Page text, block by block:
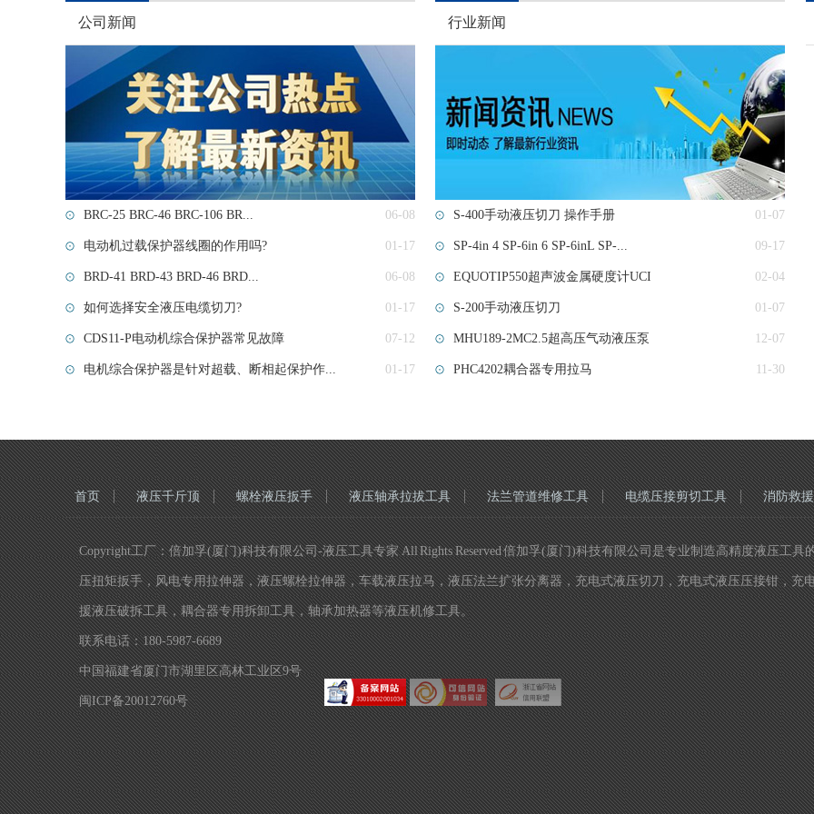
公司新闻
BRC-25 BRC-46 BRC-106 BR... 06-08
电动机过载保护器线圈的作用吗? 01-17
BRD-41 BRD-43 BRD-46 BRD... 06-08
如何选择安全液压电缆切刀? 01-17
CDS11-P电动机综合保护器常见故障 07-12
电机综合保护器是针对超载、断相起保护作... 01-17
行业新闻
S-400手动液压切刀 操作手册 01-07
SP-4in 4 SP-6in 6 SP-6inL SP-... 09-17
EQUOTIP550超声波金属硬度计UCI 02-04
S-200手动液压切刀 01-07
MHU189-2MC2.5超高压气动液压泵 12-07
PHC4202耦合器专用拉马 11-30
首页 液压千斤顶 螺栓液压扳手 液压轴承拉拔工具 法兰管道维修工具 电缆压接剪切工具 消防救
Copyright工厂：倍加孚(厦门)科技有限公司-液压工具专家 All Rights Reserved 倍加孚(厦门)科技有限公司是专业制造高精度液压工
压扭矩扳手，风电专用拉伸器，液压螺栓拉伸器，车载液压拉马，液压法兰扩张分离器，充电式液压切刀，充电式液压压接钳，
援液压破拆工具，耦合器专用拆卸工具，轴承加热器等液压机修工具。
联系电话：180-5987-6689
中国福建省厦门市湖里区高林工业区9号
闽ICP备20012760号